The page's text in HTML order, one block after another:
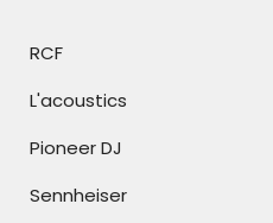
RCF
L'acoustics
Pioneer DJ
Sennheiser